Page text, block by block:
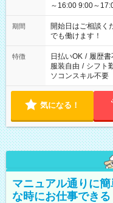
～16:00 9:00～17:00
の場合、他のお仕
せん ※法令に基づ
象となります ※労
り、短時間・短期
期間
開始日はご相談
でも働けます！
特徴 日払いOK / 履歴書
服装自由 / シフト
ソコンスキル不要
気になる！
マニュアル通りに
な時にお仕事でき